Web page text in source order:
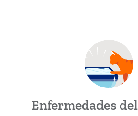
Enfermedades del